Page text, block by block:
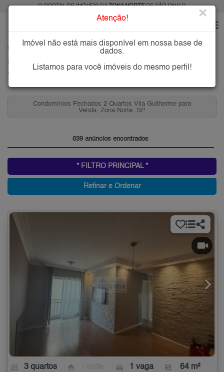
O PORTAL DE IMÓVEIS DAZONA NORTEDE SÃO PAULO
VILA GUILHERME
Imóveis à Venda na Vila Guilherme, Zona Norte de São Paulo
Vila Guilherme, Zona Norte
Apartamentos 3 Quartos e 2 Vagas, Vila
Venda, Zona Norte, SP
639 anúncios encontrados
* FILTRO PRINCIPAL *
Refinar e Ordenar
3 quartos 1 vaga 64 m²
Atenção! ×
Imóvel não está mais disponível em nossa base de
dados.
Listamos para você imóveis do mesmo perfil!